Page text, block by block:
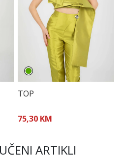
TOP
75,30 KM
ARTIKLI